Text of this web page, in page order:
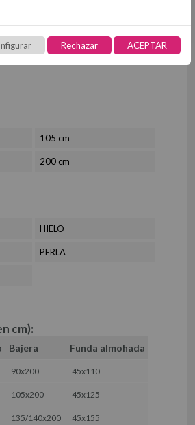
DE COLCHÓN DE TENCEL + PU
MANTELERÍA
MANTELES
SERVILLETAS
DE SÁBANAS
QUTUN
DE SÁBANAS ALGODÓN
ALGODÓN ORGÁNICO
ALGODÓN ORGÁNICO
ALGODÓN ORGÁNICO
TEJIDO RESINADO
OTROS TEJIDOS
info@es-tela.com
tela.com
105 cm
200 cm
HIELO
PERLA
cm):
Bajera
Funda almohada
90x200 45x110
105x200 45x125
135/140x200 45x155
Rechazar ACEPTAR